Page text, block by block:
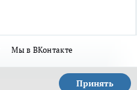
Мы в ВКонтакте
Принять